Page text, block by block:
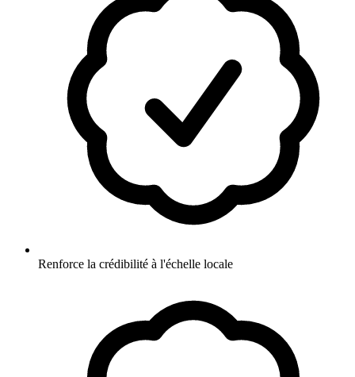
Renforce la crédibilité à l'échelle locale